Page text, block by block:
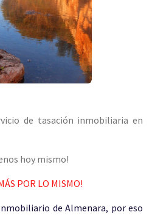
de tasación inmobiliaria en
hoy mismo!
POR LO MISMO!
de Almenara, por eso